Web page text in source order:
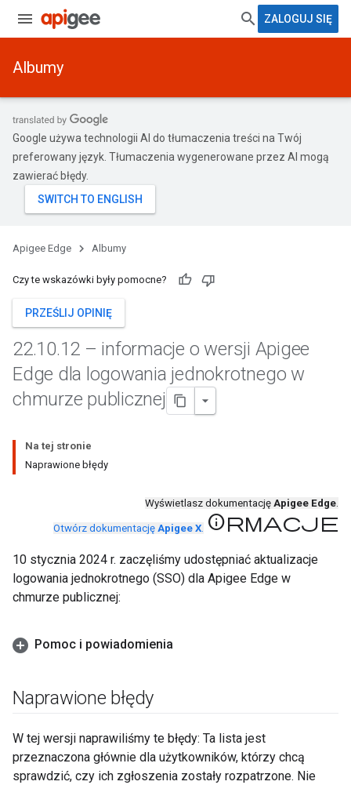
ZALOGUJ SIĘ
Albumy
Google używa technologii AI do tłumaczenia treści na Twój
preferowany język. Tłumaczenia wygenerowane przez AI mogą
zawierać błędy.
Apigee Edge Albumy
Czy te wskazówki były pomocne?
PRZEŚLIJ OPINIĘ
22.10.12 – informacje o wersji Apigee
Edge dla logowania jednokrotnego w
chmurze publicznej
Na tej stronie
Naprawione błędy
Wyświetlasz dokumentację Apigee Edge.
Otwórz dokumentację Apigee X. Informacje
10 stycznia 2024 r. zaczęliśmy udostępniać aktualizacje
logowania jednokrotnego (SSO) dla Apigee Edge w
chmurze publicznej:
Pomoc i powiadomienia
Naprawione błędy
W tej wersji naprawiliśmy te błędy: Ta lista jest
przeznaczona głównie dla użytkowników, którzy chcą
sprawdzić, czy ich zgłoszenia zostały rozpatrzone. Nie